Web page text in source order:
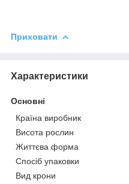
Приховати
Характеристики
Основні
Країна виробник
Висота рослин
Життєва форма
Спосіб упаковки
Вид крони